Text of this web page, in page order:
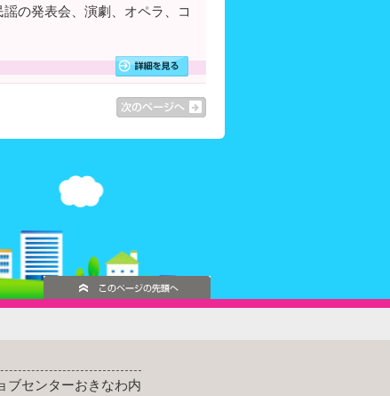
の発表会、演劇、オペラ、コ
センターおきなわ内